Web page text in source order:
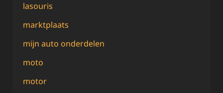
lasouris
marktplaats
mijn auto onderdelen
moto
motor